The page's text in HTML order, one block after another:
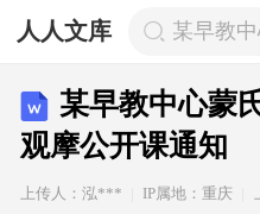
人人文库 某早教
某早教中心蒙
观摩公开课通知
上传人：泓*** IP属地：重庆